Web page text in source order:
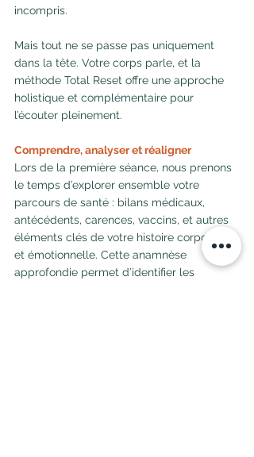
incompris.
Mais tout ne se passe pas uniquement
dans la tête. Votre corps parle, et la
méthode Total Reset offre une approche
holistique et complémentaire pour
l’écouter pleinement.
Comprendre, analyser et réaligner
Lors de la première séance, nous prenons
le temps d’explorer ensemble votre
parcours de santé : bilans médicaux,
antécédents, carences, vaccins, et autres
éléments clés de votre histoire corporelle
et émotionnelle. Cette anamnèse
approfondie permet d’identifier les